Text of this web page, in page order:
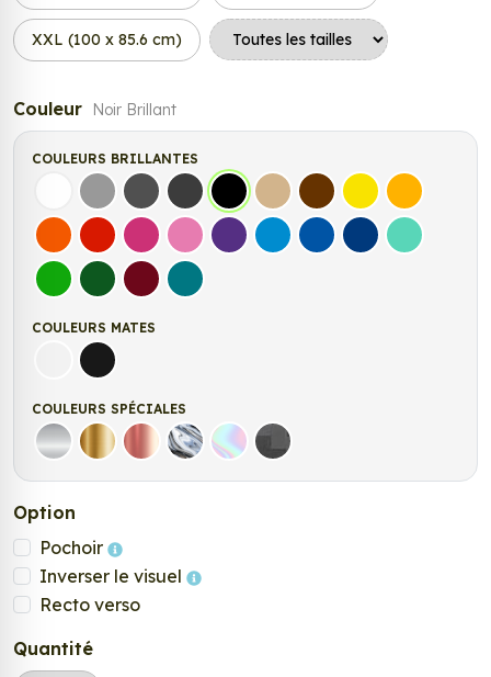
XXL (100 x 85.6 cm)
Couleur Noir Brillant
COULEURS BRILLANTES
Blanc Gris Gris FoncéGris Anthracite
Noir Beige Marron Jaune ClairJaune
OrangeRouge FuchsiaRose Violet Bleu clairBleu MoyenBleu FoncéBleu Vert
Vert clairVert FoncéBordeauxTurquoise
COULEURS MATES
Blanc matNoir mat
COULEURS SPÉCIALES
Argent Or Rose Gold
ChromeHolographique
Carbone Noir
Option
Pochoir
Inverser le visuel
Recto verso
Quantité